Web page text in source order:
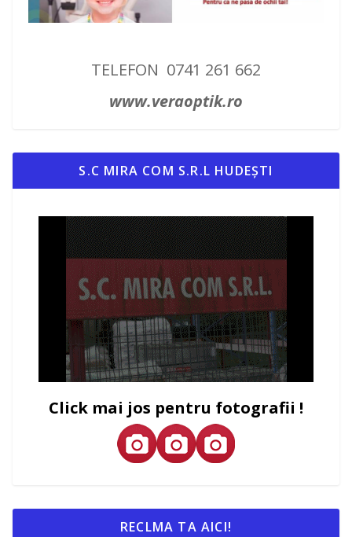
TELEFON 0741 261 662
www.veraoptik.ro
S.C MIRA COM S.R.L HUDEȘTI
Click mai jos pentru fotografii !
RECLMA TA AICI!